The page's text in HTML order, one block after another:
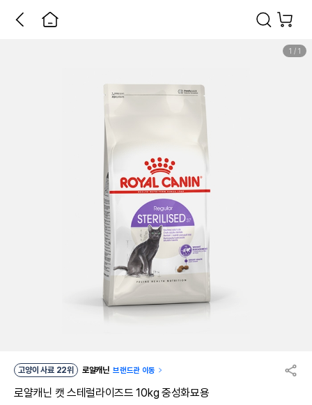
1 / 1
고양이 사료 22위 로얄캐닌 브랜드관 이동
로얄캐닌 캣 스테럴라이즈드 10kg 중성화묘용